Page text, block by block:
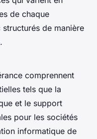
de chaque
de manière
comprennent
tels que la
et le support
pour les sociétés
informatique de